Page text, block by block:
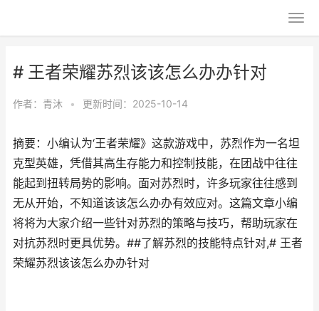
# 王者荣耀苏烈该该怎么办办针对
作者： 青沐 • 更新时间：2025-10-14
摘要：小编认为‘王者荣耀》这款游戏中，苏烈作为一名坦
克型英雄，凭借其高生存能力和控制技能，在团战中往往
能起到扭转局势的影响。面对苏烈时，许多玩家往往感到
无从开始，不知道该该怎么办办有效应对。这篇文章小编
将将为大家介绍一些针对苏烈的策略与技巧，帮助玩家在
对抗苏烈时更具优势。##了解苏烈的技能特点针对,# 王者
荣耀苏烈该该怎么办办针对